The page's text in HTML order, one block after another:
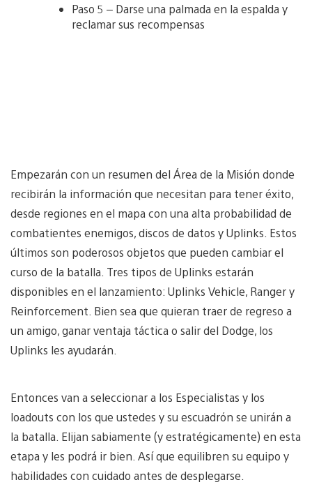
Paso 5 – Darse una palmada en la espalda y
reclamar sus recompensas
Empezarán con un resumen del Área de la Misión donde
recibirán la información que necesitan para tener éxito,
desde regiones en el mapa con una alta probabilidad de
combatientes enemigos, discos de datos y Uplinks. Estos
últimos son poderosos objetos que pueden cambiar el
curso de la batalla. Tres tipos de Uplinks estarán
disponibles en el lanzamiento: Uplinks Vehicle, Ranger y
Reinforcement. Bien sea que quieran traer de regreso a
un amigo, ganar ventaja táctica o salir del Dodge, los
Uplinks les ayudarán.
Entonces van a seleccionar a los Especialistas y los
loadouts con los que ustedes y su escuadrón se unirán a
la batalla. Elijan sabiamente (y estratégicamente) en esta
etapa y les podrá ir bien. Así que equilibren su equipo y
habilidades con cuidado antes de desplegarse.